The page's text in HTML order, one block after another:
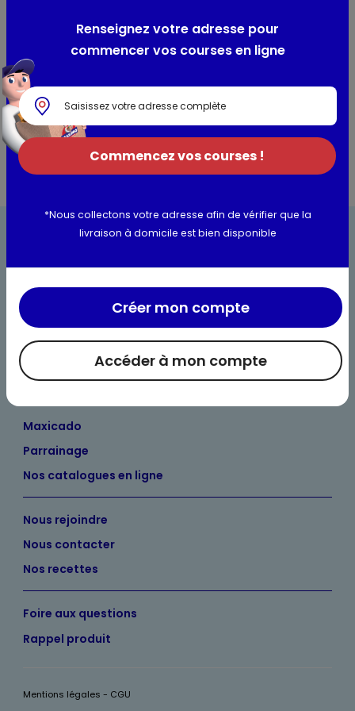
Race de l'animal domestique : Tous chats
Utilisation et conservation
Informations complémentaires
Bienvenue chez Maximo
Nos engagements
Maximo et vous
Maxicado
Parrainage
Nos catalogues en ligne
Nous rejoindre
Nous contacter
Nos recettes
Foire aux questions
Rappel produit
Mentions légales - CGU
Renseignez votre adresse pour
commencer vos courses en ligne
Commencez vos courses !
*Nous collectons votre adresse afin de vérifier que la
livraison à domicile est bien disponible
Accéder à mon compte
Créer mon compte